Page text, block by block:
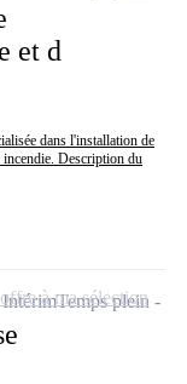
et d
dans l'installation de
incendie. Description du
IntérimTemps plein
à ma sélection